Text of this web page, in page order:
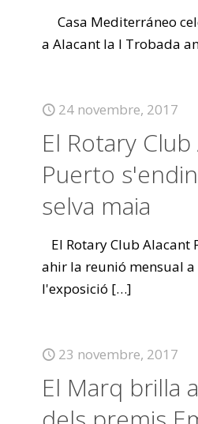
Casa Mediterráneo
a Alacant la I Trobada
24 novembre, 2017
El Rotary
Puerto
selva maia
El Rotary Club Alacant
ahir la reunió mensual a
l'exposició […]
23 novembre, 2017
El Marq brilla